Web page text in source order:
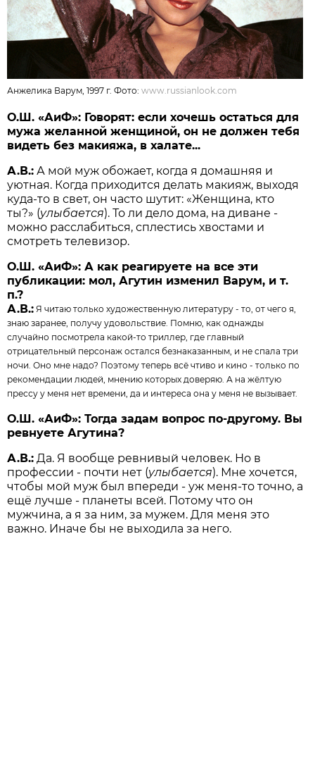
Анжелика Варум, 1997 г. Фото:www.russianlook.com
О.Ш. «АиФ»: Говорят: если хочешь остаться для
мужа желанной женщиной, он не должен тебя
видеть без макияжа, в халате...
А.В.: А мой муж обожает, когда я домашняя и
уютная. Когда приходится делать макияж, выходя
куда-то в свет, он часто шутит: «Женщина, кто
ты?» (улыбается). То ли дело дома, на диване -
можно расслабиться, сплестись хвостами и
смотреть телевизор.
О.Ш. «АиФ»: А как реагируете на все эти
публикации: мол, Агутин изменил Варум, и т.
п.?
А.В.: Я читаю только художест­венную литературу - то, от чего я,
знаю заранее, получу удовольствие. Помню, как однажды
случайно посмотрела какой-то триллер, где главный
отрицательный персонаж остался безнаказанным, и не спала три
ночи. Оно мне надо? Поэтому теперь всё чтиво и кино - только по
рекомендации людей, мнению которых доверяю. А на жёлтую
прессу у меня нет времени, да и интереса она у меня не вызывает.
О.Ш. «АиФ»: Тогда задам вопрос по-другому. Вы
ревнуете Агутина?
А.В.: Да. Я вообще ревнивый человек. Но в
профессии - почти нет (улыбается). Мне хочется,
чтобы мой муж был впереди - уж меня-то точно, а
ещё лучше - планеты всей. Потому что он
мужчина, а я за ним, за мужем. Для меня это
важно. Иначе бы не выходила за него.